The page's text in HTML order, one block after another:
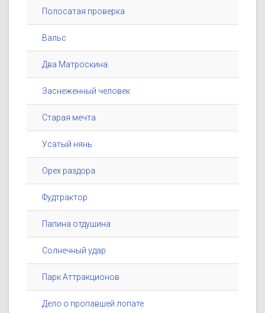
Полосатая проверка
Вальс
Два Матроскина
Заснеженный человек
Старая мечта
Усатый нянь
Орех раздора
Фудтрактор
Папина отдушина
Солнечный удар
Парк Аттракционов
Дело о пропавшей лопате